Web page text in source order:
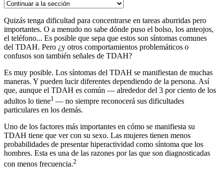
Quizás tenga dificultad para concentrarse en tareas aburridas pero
importantes. O a menudo no sabe dónde puso el bolso, los anteojos,
el teléfono... Es posible que sepa que estos son síntomas comunes
del TDAH. Pero ¿y otros comportamientos problemáticos o
confusos son también señales de TDAH?
Es muy posible. Los síntomas del TDAH se manifiestan de muchas
maneras. Y pueden lucir diferentes dependiendo de la persona. Así
que, aunque el TDAH es común — alrededor del 3 por ciento de los
adultos lo tiene1 — no siempre reconocerá sus dificultades
particulares en los demás.
Uno de los factores más importantes en cómo se manifiesta su
TDAH tiene que ver con su sexo. Las mujeres tienen menos
probabilidades de presentar hiperactividad como síntoma que los
hombres. Esta es una de las razones por las que son diagnosticadas
con menos frecuencia.2